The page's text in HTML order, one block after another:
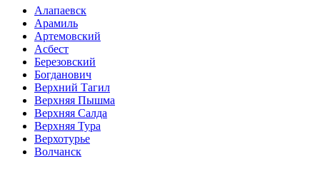
Алапаевск
Арамиль
Артемовский
Асбест
Березовский
Богданович
Верхний Тагил
Верхняя Пышма
Верхняя Салда
Верхняя Тура
Верхотурье
Волчанск